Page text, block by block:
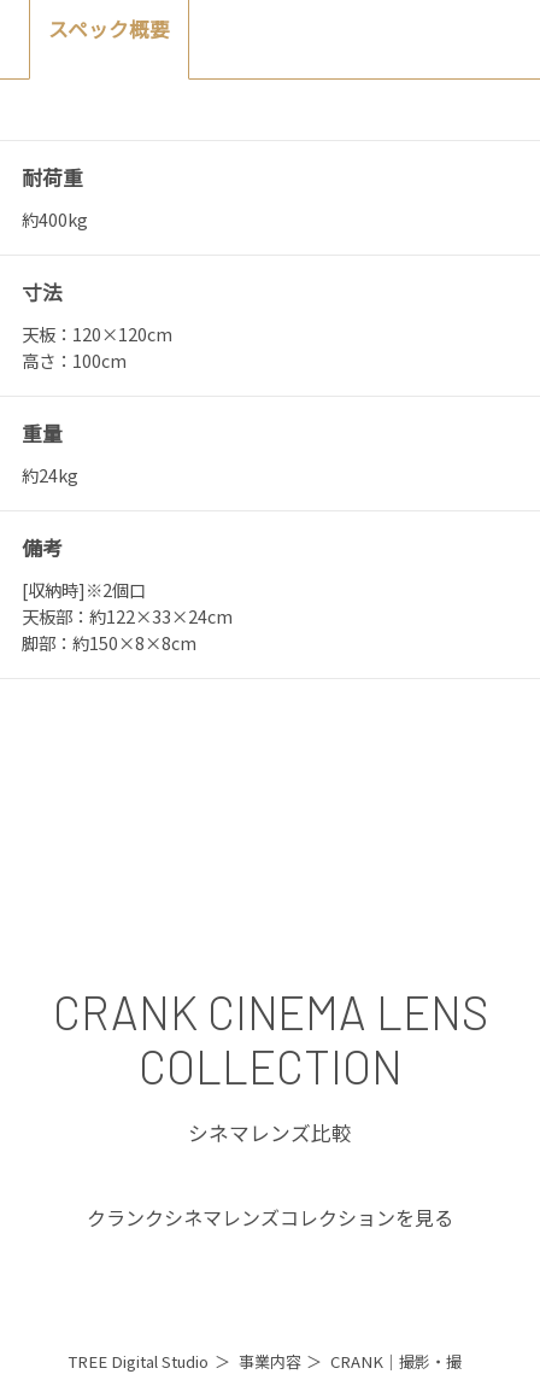
スペック概要
耐荷重
約400kg
寸法
天板：120×120cm
高さ：100cm
重量
約24kg
備考
[収納時]※2個口
天板部：約122×33×24cm
脚部：約150×8×8cm
CRANK CINEMA LENS
COLLECTION
シネマレンズ比較
クランクシネマレンズコレクションを見る
TREE Digital Studio 事業内容
CRANK｜撮影・撮